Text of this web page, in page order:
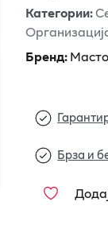
Категории:
Бренд:
Брза и